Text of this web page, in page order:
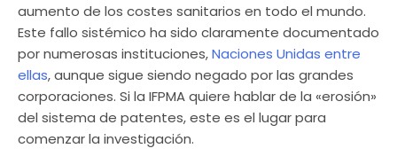
aumento de los costes sanitarios en todo el mundo.
Este fallo sistémico ha sido claramente documentado
por numerosas instituciones,Naciones Unidas entre
ellas, aunque sigue siendo negado por las grandes
corporaciones. Si la IFPMA quiere hablar de la «erosión»
del sistema de patentes, este es el lugar para
comenzar la investigación.